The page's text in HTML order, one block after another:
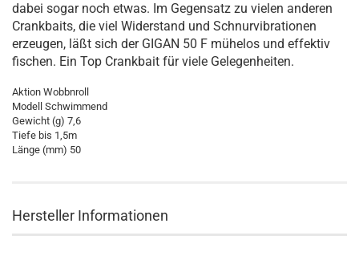
dabei sogar noch etwas. Im Gegensatz zu vielen anderen
Crankbaits, die viel Widerstand und Schnurvibrationen
erzeugen, läßt sich der GIGAN 50 F mühelos und effektiv
fischen. Ein Top Crankbait für viele Gelegenheiten.
Aktion Wobbnroll
Modell Schwimmend
Gewicht (g) 7,6
Tiefe bis 1,5m
Länge (mm) 50
Hersteller Informationen